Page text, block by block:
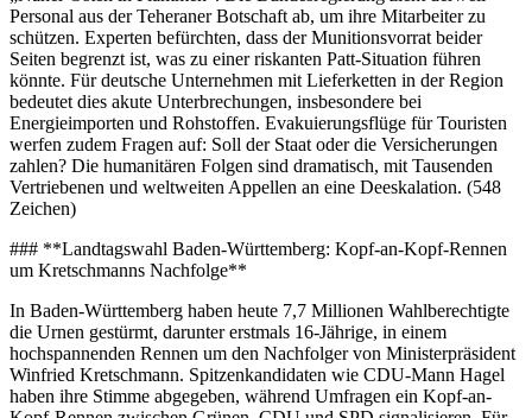
Personal aus der Teheraner Botschaft ab, um ihre Mitarbeiter zu
schützen. Experten befürchten, dass der Munitionsvorrat beider
Seiten begrenzt ist, was zu einer riskanten Patt-Situation führen
könnte. Für deutsche Unternehmen mit Lieferketten in der Region
bedeutet dies akute Unterbrechungen, insbesondere bei
Energieimporten und Rohstoffen. Evakuierungsflüge für Touristen
werfen zudem Fragen auf: Soll der Staat oder die Versicherungen
zahlen? Die humanitären Folgen sind dramatisch, mit Tausenden
Vertriebenen und weltweiten Appellen an eine Deeskalation. (548
Zeichen)
### **Landtagswahl Baden-Württemberg: Kopf-an-Kopf-Rennen
um Kretschmanns Nachfolge**
In Baden-Württemberg haben heute 7,7 Millionen Wahlberechtigte
die Urnen gestürmt, darunter erstmals 16-Jährige, in einem
hochspannenden Rennen um den Nachfolger von Ministerpräsident
Winfried Kretschmann. Spitzenkandidaten wie CDU-Mann Hagel
haben ihre Stimme abgegeben, während Umfragen ein Kopf-an-